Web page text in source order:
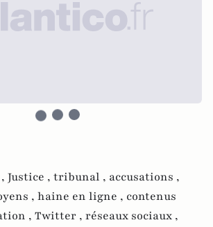
Justice , tribunal , accusations ,
, haine en ligne , contenus
, Twitter , réseaux sociaux ,